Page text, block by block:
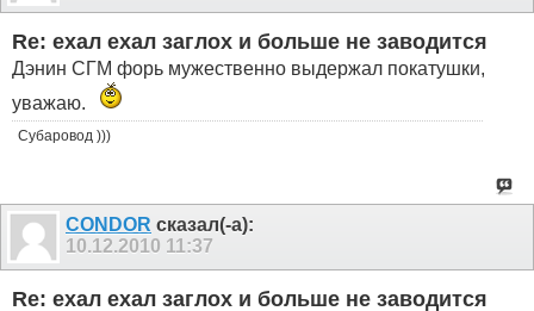
Re: ехал ехал заглох и больше не заводится
Дэнин СГМ форь мужественно выдержал покатушки,
уважаю.
Субаровод )))
CONDOR сказал(-а):
10.12.2010 11:37
Re: ехал ехал заглох и больше не заводится